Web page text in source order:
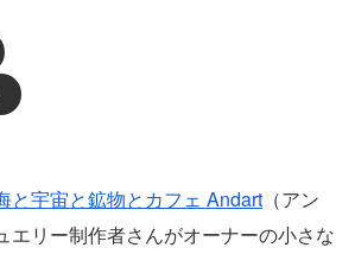
と宇宙と鉱物とカフェ Andart （アン
エリー制作者さんがオーナーの小さな